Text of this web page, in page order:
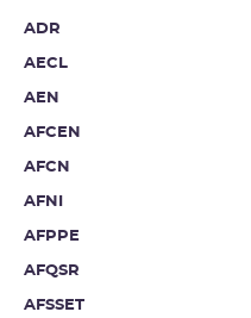
ADR
AECL
AEN
AFCEN
AFCN
AFNI
AFPPE
AFQSR
AFSSET